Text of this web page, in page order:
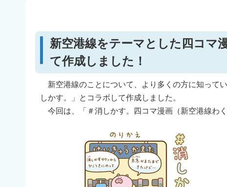
新空港線をテーマとした四コマ
て作成しました！
新空港線のことについて、より多くの方に知って
しかす。」とコラボして作成しました。
今回は、「＃消しかす。四コマ漫画（新空港線わ